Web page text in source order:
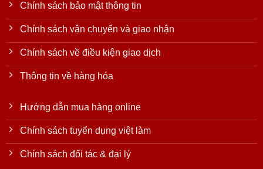
Chính sách bảo mật thông tin
Chính sách vận chuyển và giao nhận
Chính sách về điều kiện giao dịch
Thông tin về hàng hóa
Hướng dẫn mua hàng online
Chính sách tuyển dụng việt làm
Chính sách đối tác & đại lý